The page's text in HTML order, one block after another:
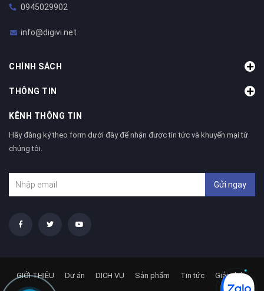
0945029902
info@digivi.net
CHÍNH SÁCH
THÔNG TIN
KÊNH THÔNG TIN
Hãy đăng ký theo form dưới đây để nhận được tin tức và khuyến mại từ
chúng tôi.
Gửi ngay
GIỚI THIỆU Dự án DỊCH VỤ Sản phẩm Tin tức Giải pháp